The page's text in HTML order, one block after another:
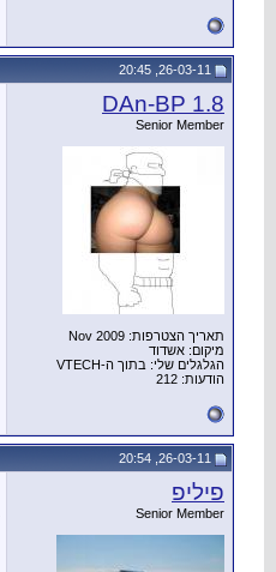
DAn-BP 1.8
Senior Member
תאריך הצטרפות: Nov 2009
מיקום: אשדוד
הגלגלים שלי: בתוך ה-VTECH
הודעות: 212
פיליפ
Senior Member